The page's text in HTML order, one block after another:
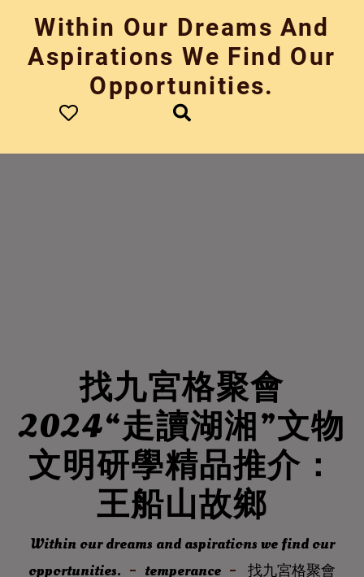
content
Within Our Dreams And
Aspirations We Find Our
Opportunities.
找九宮格聚會
2024“走讀湖湘”文物
文明研學精品推介：
王船山故鄉
Within our dreams and aspirations we find our
opportunities.
temperance
找九宮格聚會